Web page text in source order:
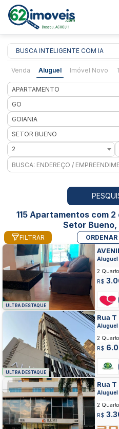
BUSCA INTELIGENTE COM IA
Venda Aluguel Imóvel Novo
APARTAMENTO
GO
GOIANIA
SETOR BUENO
2
115 Apartamentos com
Setor Bueno,
FILTRAR ORDENAR
ULTRA DESTAQUE
Aluguel
R$
2
ULTRA DESTAQUE
Rua T
Aluguel
R$
2
Rua T
Aluguel
R$
2